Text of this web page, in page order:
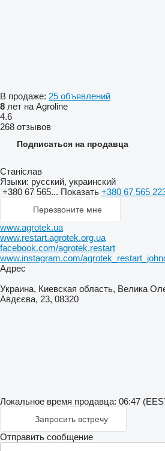
В продаже: 25 объявлений
8 лет на Agroline
4.6
268 отзывов
Подписаться на продавца
Станіслав
Языки: русский, украинский
+380 67 565... Показать +380 67 565
Перезвоните мне
www.agrotek.ua
www.restart.agrotek.org.ua
facebook.com/agrotek.restart
www.instagram.com/
Адрес
Украина, Киевская область, Велика
Авдєєва, 23, 08320
Локальное время продавца: 06:47
Запросить встречу
Отправить сообщение